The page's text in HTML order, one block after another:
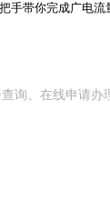
手带你完成广电
询、在线申请